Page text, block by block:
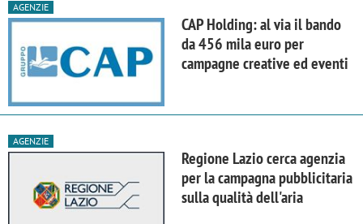
AGENZIE
CAP Holding: al via il bando
da 456 mila euro per
campagne creative ed eventi
AGENZIE
Regione Lazio cerca agenzia
per la campagna pubblicitaria
sulla qualità dell'aria